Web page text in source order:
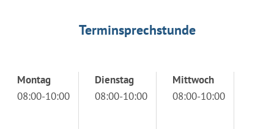
Terminsprechstunde
Montag
08:00-10:00
Dienstag
08:00-10:00
Mittwoch
08:00-10:00